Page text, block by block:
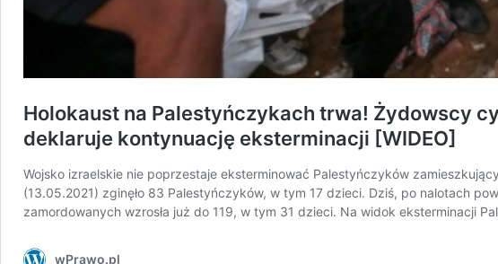
Holokaust na Palestyńczykach trwa! Żydowscy
deklaruje kontynuację eksterminacji [WIDEO]
Wojsko izraelskie nie poprzestaje eksterminować Palestyńczyków
(13.05.2021) zginęło 83 Palestyńczyków, w tym 17 dzieci. Dziś, po nalotach
zamordowanych wzrosła już do 119, w tym 31 dzieci. Na widok eksterminacji
wPrawo.pl